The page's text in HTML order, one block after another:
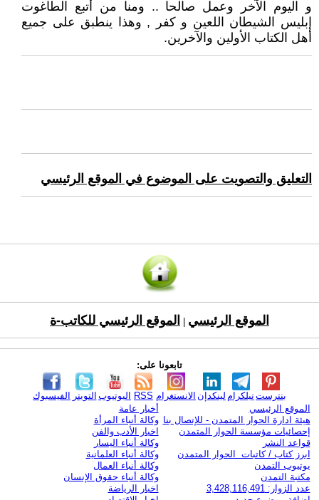
و اليوم الآخر وعمل صالحا .. ومنا من أتبع الطاغوت
إبليس الشيطان اللعين و كفر , وهذا ينطبق على جميع
أهل الكتاب الأولين والآخرين.
التعليق والتصويت على الموضوع في الموقع الرئيسي
الموقع الرئيسي الموقع الرئيسي للكاتب-ة
تابعونا على:
الفيسبوك التويتر اليوتيوب RSS الانستغرام لينكدإن تيلكرامبنترست
الموقع الرئيسي
هيئة ادارة الحوار المتمدن - للإتصال بنا
إحصائيات مؤسسة الحوار المتمدن
قواعد النشر
ابرز كتاب / كاتبات الحوار المتمدن
يوتيوب التمدن
مكتبة التمدن
عدد الزوار: 3,428,116,491
أخبار عامة
وكالة أنباء المرأة
اخبار الأدب والفن
وكالة أنباء اليسار
وكالة أنباء العلمانية
وكالة أنباء العمال
وكالة أنباء حقوق الإنسان
اخبار الرياضة